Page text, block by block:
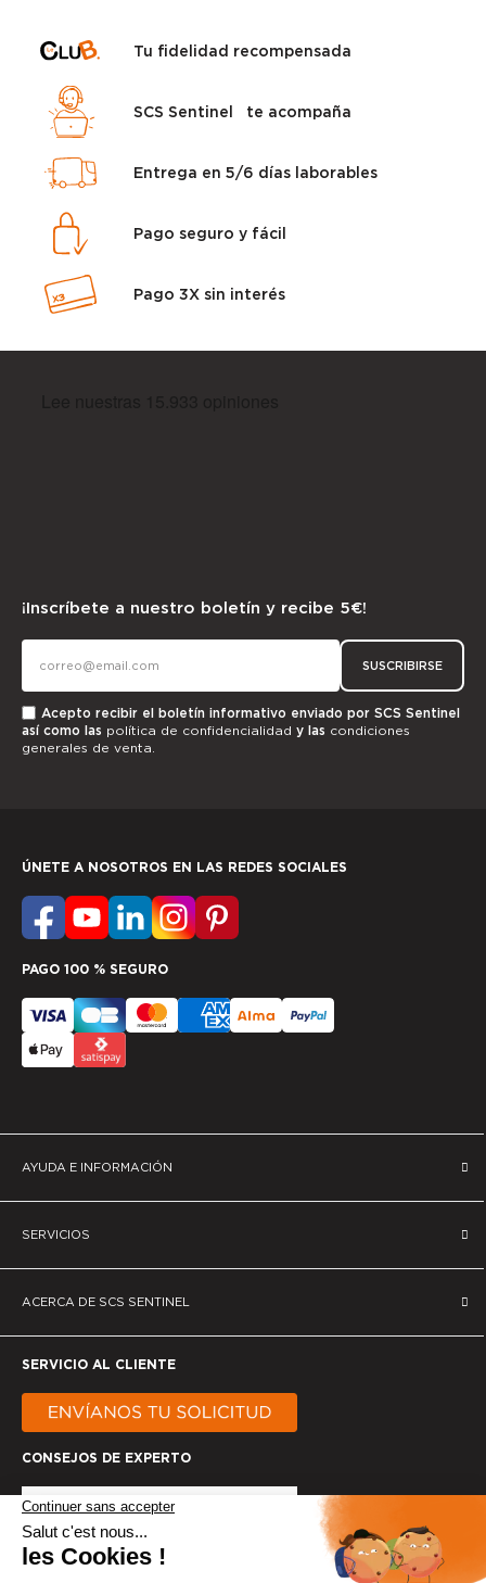
Tu fidelidad recompensada
SCS Sentinel te acompaña
Entrega en 5/6 días laborables
Pago seguro y fácil
Pago 3X sin interés
¡Inscríbete a nuestro boletín y recibe 5€!
SUSCRIBIRSE
Acepto recibir el boletín informativo enviado por SCS Sentinel
así como las política de confidencialidad y las condiciones
generales de venta.
AYUDA E INFORMACIÓN
SERVICIOS
ACERCA DE SCS SENTINEL
SERVICIO AL CLIENTE
CONSEJOS DE EXPERTO
ÚNETE A NOSOTROS EN LAS REDES SOCIALES
PAGO 100 % SEGURO